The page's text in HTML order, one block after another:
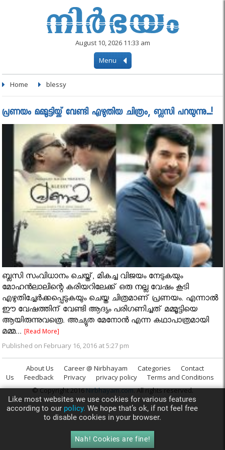
August 10, 2026 11:33 am
Menu
Home blessy
പ്രണയം മമ്മൂട്ടിയ്ക്ക് വേണ്ടി എഴുതിയ ചിത്രം, ബ്ലസി പറയുന്നു...!
ബ്ലസി സംവിധാനം ചെയ്ത്, മികച്ച വിജയം നേടുകയും
മോഹന്‍ലാലിന്റെ കരിയറിലേക്ക് ഒരു നല്ല വേഷം കൂടി
എഴുതിച്ചേർക്കപ്പെടുകയും ചെയ്ത ചിത്രമാണ് പ്രണയം. എന്നാൽ
ഈ വേഷത്തിന് വേണ്ടി ആദ്യം പരിഗണിച്ചത് മമ്മൂട്ടിയെ
ആയിരുന്നുവത്രെ. അച്യുത മേനോൻ എന്ന കഥാപാത്രമായി
മമ്മ...[Read More]
Published on February 16, 2016 at 5:27 pm
About Us Career @ Nirbhayam Categories
Contact
Us
Feedback Privacy privacy policy
Terms and Conditions
© Copyright 2016Nirbhayam.com. All rights reserved.
Like most websites we use cookies for various features
according to our policy. We hope that’s ok, if not feel free
to disable cookies in your browser.
Nah! Cookies are fine!